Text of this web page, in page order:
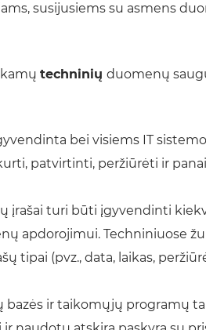
susijusiems su asmens
techninių duomenų
bei visiems IT
patvirtinti, peržiūrėti ir
įrašai turi būti įgyvendinti
apdorojimui. Techniniuose
tipai (pvz., data, laikas,
bazės ir taikomųjų programų